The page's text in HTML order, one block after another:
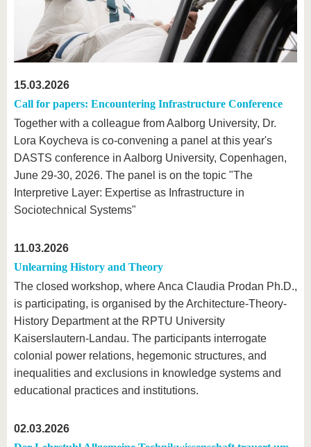
15.03.2026
Call for papers: Encountering Infrastructure Conference
Together with a colleague from Aalborg University, Dr.
Lora Koycheva is co-convening a panel at this year's
DASTS conference in Aalborg University, Copenhagen,
June 29-30, 2026. The panel is on the topic "The
Interpretive Layer: Expertise as Infrastructure in
Sociotechnical Systems"
11.03.2026
Unlearning History and Theory
The closed workshop, where Anca Claudia Prodan Ph.D.,
is participating, is organised by the Architecture-Theory-
History Department at the RPTU University
Kaiserslautern-Landau. The participants interrogate
colonial power relations, hegemonic structures, and
inequalities and exclusions in knowledge systems and
educational practices and institutions.
02.03.2026